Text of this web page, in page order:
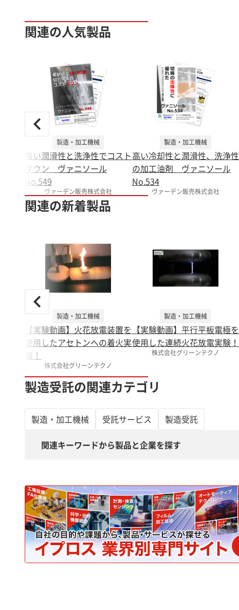
関連の人気製品
製造・加工機械
高い潤滑性と洗浄性でコスト
ダウン ヴァニソール
No.549
ヴァーデン販売株式会社
製造・加工機械
高い冷却性と潤滑性、洗浄性
の加工油剤 ヴァニソール
No.534
ヴァーデン販売株式会社
関連の新着製品
製造・加工機械
【実験動画】火花放電装置を
使用したアセトンへの着火実
験！
株式会社グリーンテクノ
製造・加工機械
【実験動画】平行平板電極を
使用した連続火花放電実験！
株式会社グリーンテクノ
製造受託の関連カテゴリ
製造・加工機械 受託サービス 製造受託
関連キーワードから製品と企業を探す